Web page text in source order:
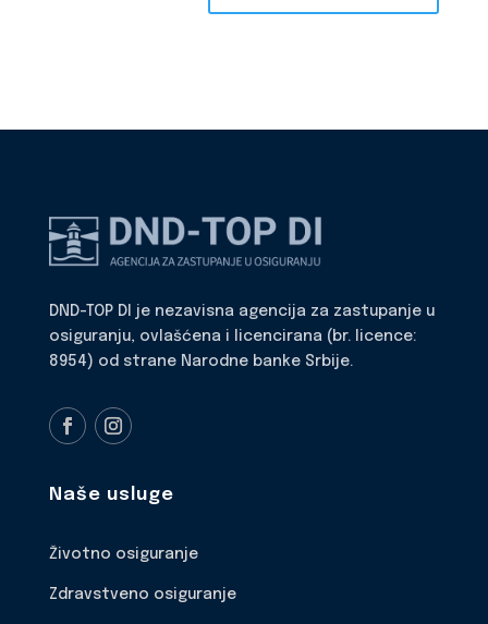
DND-TOP DI je nezavisna agencija za zastupanje u
osiguranju, ovlašćena i licencirana (br. licence:
8954) od strane Narodne banke Srbije.
Naše usluge
Životno osiguranje
Zdravstveno osiguranje